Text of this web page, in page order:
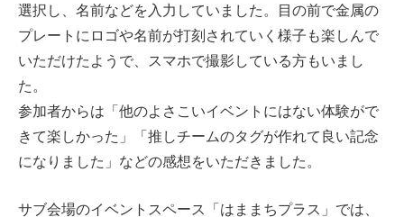
選択し、名前などを入力していました。目の前で金属の
プレートにロゴや名前が打刻されていく様子も楽しんで
いただけたようで、スマホで撮影している方もいまし
た。
参加者からは「他のよさこいイベントにはない体験がで
きて楽しかった」「推しチームのタグが作れて良い記念
になりました」などの感想をいただきました。
サブ会場のイベントスペース「はままちプラス」では、